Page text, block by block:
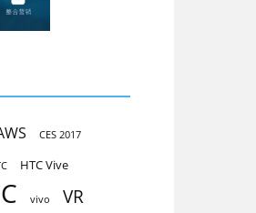
CES 2017
HTC Vive
vivo VR